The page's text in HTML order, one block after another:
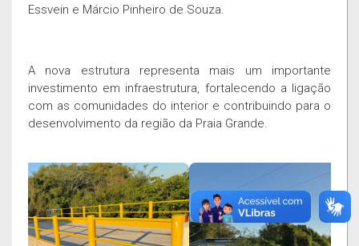
Essvein e Márcio Pinheiro de Souza.
A nova estrutura representa mais um importante
investimento em infraestrutura, fortalecendo a ligação
com as comunidades do interior e contribuindo para o
desenvolvimento da região da Praia Grande.